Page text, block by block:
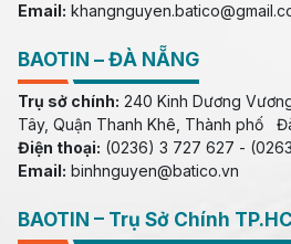
Email:
BAOTIN – ĐÀ NẴNG
Trụ sở chính: 240 Kinh Dương
Tây, Quận Thanh Khê, Thành phố
Điện thoại: (0236) 3 727 627 -
Email: binhnguyen@batico.vn
BAOTIN – Trụ Sở Chính